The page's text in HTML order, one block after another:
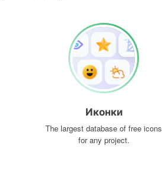
Иконки
The largest database of free icons
for any project.